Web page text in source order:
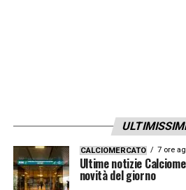
All’inizio della conferenza
partita nulla sembrava far
sarebbe accaduto poco
sereno, scherzava e
CALCIOMERCATO 7 ore
Ultime notizie
novità del giorno